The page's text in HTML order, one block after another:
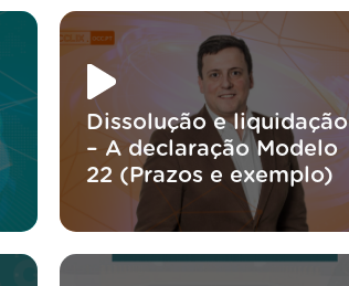
Dissolução e liquidação
– A declaração Modelo
22 (Prazos e exemplo)